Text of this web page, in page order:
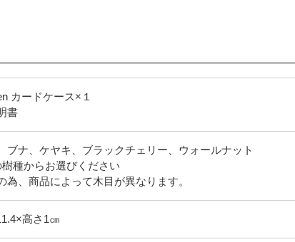
カードケース×１
書
ブナ、ケヤキ、ブラックチェリー、ウォールナット
種からお選びください
、商品によって木目が異なります。
高さ1㎝